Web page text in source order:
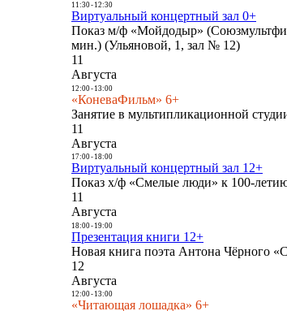
11:30- 12:30
Виртуальный концертный зал 0+
Показ м/ф «Мойдодыр»
мин.) (Ульяновой, 1, зал № 12)
11
Августа
12:00- 13:00
«КоневаФильм» 6+
Занятие в мультипликационной
11
Августа
17:00- 18:00
Виртуальный концертный зал 12+
Показ х/ф «Смелые люди» к 100-
11
Августа
18:00- 19:00
Презентация книги 12+
Новая книга поэта Антона Чёрного
12
Августа
12:00- 13:00
«Читающая лошадка» 6+